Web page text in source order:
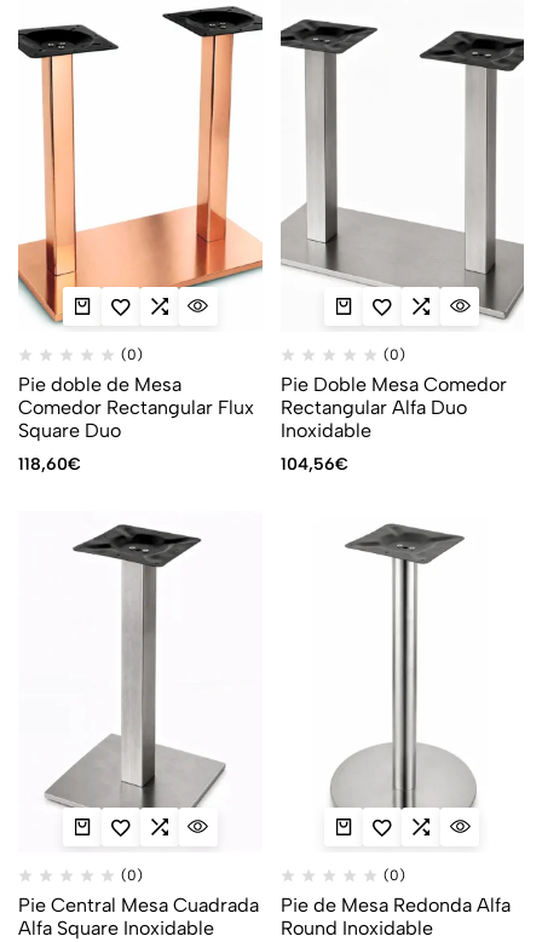
(0)
Pie doble de Mesa
Comedor Rectangular Flux
Square Duo
118,60€
(0)
Pie Doble Mesa Comedor
Rectangular Alfa Duo
Inoxidable
104,56€
(0)
Pie Central Mesa Cuadrada
Alfa Square Inoxidable
(0)
Pie de Mesa Redonda Alfa
Round Inoxidable